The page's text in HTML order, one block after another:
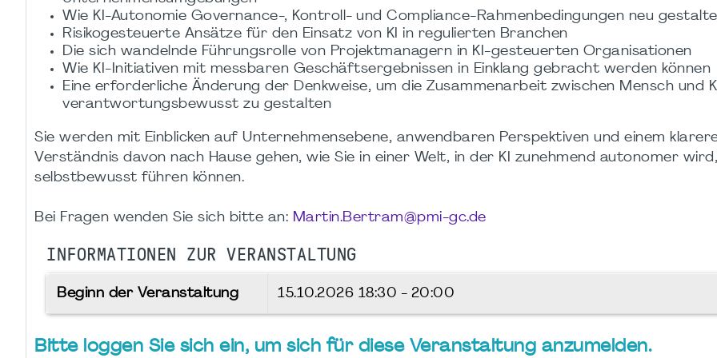
Wie KI-Autonomie Governance-, Kontroll- und Compliance-Rahmenbedingungen neu
Risikogesteuerte Ansätze für den Einsatz von KI in regulierten Branchen
Die sich wandelnde Führungsrolle von Projektmanagern in KI-gesteuerten Organisationen
Wie KI-Initiativen mit messbaren Geschäftsergebnissen in Einklang gebracht werden können
Eine erforderliche Änderung der Denkweise, um die Zusammenarbeit zwischen Mensch und KI
verantwortungsbewusst zu gestalten
Sie werden mit Einblicken auf Unternehmensebene, anwendbaren Perspektiven und einem
Verständnis davon nach Hause gehen, wie Sie in einer Welt, in der KI zunehmend autonomer wird,
selbstbewusst führen können.
Bei Fragen wenden Sie sich bitte an: Martin.Bertram@pmi-gc.de
INFORMATIONEN ZUR VERANSTALTUNG
Beginn der Veranstaltung 15.10.2026 18:30 - 20:00
Bitte loggen Sie sich ein, um sich für diese Veranstaltung anzumelden.